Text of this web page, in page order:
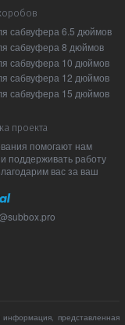
сабвуфера 6.5 дюймов
сабвуфера 8 дюймов
сабвуфера 10 дюймов
сабвуфера 12 дюймов
сабвуфера 15 дюймов
проекта
помогают нам
поддерживать работу
вас за ваш
представленная